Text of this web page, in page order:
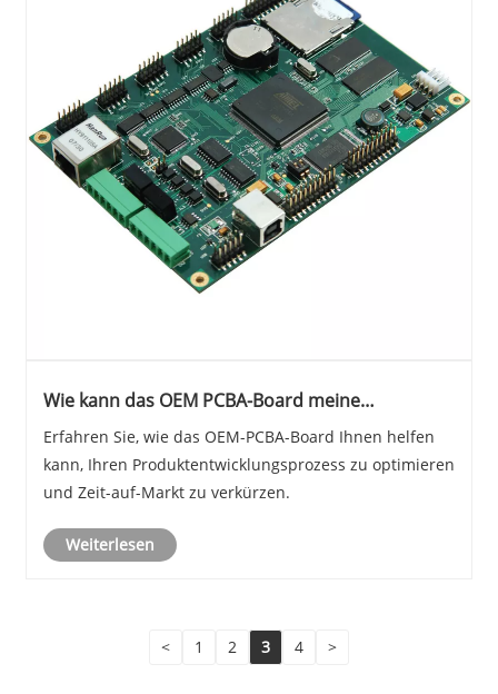
Wie kann das OEM PCBA-Board meine
rationalisieren?
Erfahren Sie, wie das OEM-PCBA-Board Ihnen helfen
kann, Ihren Produktentwicklungsprozess zu optimieren
und Zeit-auf-Markt zu verkürzen.
Weiterlesen
< 1 2 3 4 >